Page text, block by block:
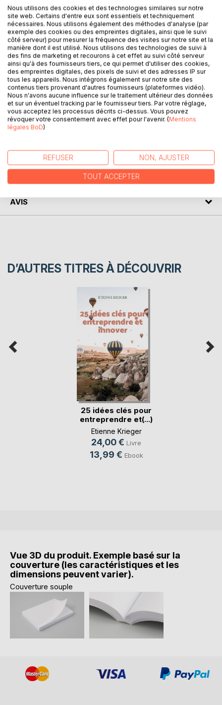
Laisser un avis
DESCRIPTION
Vous n'avez plus le droit de vendre ce Livr.
Le contrat de diffusion a été résilié
AUTEUR(S)
AVIS
D’AUTRES TITRES À DÉCOUVRIR
25 idées clés pour
entreprendre et(...)
Etienne Krieger
24,00 € Livre
13,99 € Ebook
Vue 3D du produit. Exemple basé sur la
couverture (les caractéristiques et les
dimensions peuvent varier).
Couverture souple
Nous utilisons des cookies et des technologies similaires sur notre
site web. Certains d'entre eux sont essentiels et techniquement
nécessaires. Nous utilisons également des méthodes d'analyse (par
exemple des cookies ou des empreintes digitales, ainsi que le suivi
côté serveur) pour mesurer la fréquence des visites sur notre site et la
manière dont il est utilisé. Nous utilisons des technologies de suivi à
des fins de marketing et recourons à cet effet au suivi côté serveur
ainsi qu'à des fournisseurs tiers, ce qui permet d'utiliser des cookies,
des empreintes digitales, des pixels de suivi et des adresses IP sur
tous les appareils. Nous intégrons également sur notre site des
contenus tiers provenant d'autres fournisseurs (plateformes vidéo).
Nous n'avons aucune influence sur le traitement ultérieur des données
et sur un éventuel tracking par le fournisseur tiers. Par votre réglage,
vous acceptez les processus décrits ci-dessus. Vous pouvez
révoquer votre consentement avec effet pour l'avenir. (Mentions
légales BoD)
REFUSER NON, AJUSTER
TOUT ACCEPTER